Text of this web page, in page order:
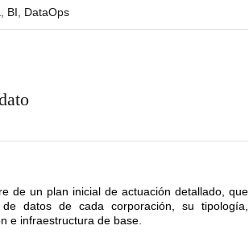
BI DataOps
de un plan inicial de actuación detallado, que
datos de cada corporación, su tipología,
e infraestructura de base.